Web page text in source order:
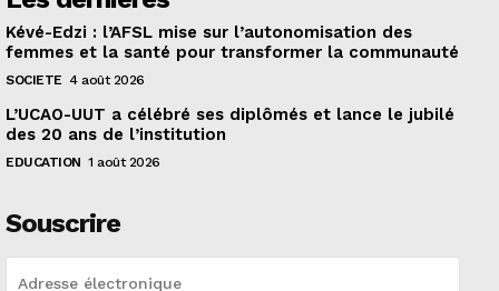
Kévé-Edzi : l’AFSL mise sur l’autonomisation des
femmes et la santé pour transformer la communauté
SOCIETE 4 août 2026
L’UCAO-UUT a célébré ses diplômés et lance le jubilé
des 20 ans de l’institution
EDUCATION 1 août 2026
Souscrire